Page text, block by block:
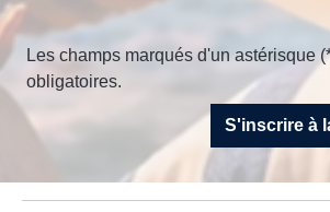
Les champs marqués d'un astérisque
obligatoires.
S'inscrire à